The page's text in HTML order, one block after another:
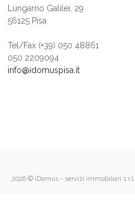
Lungarno Galilei, 29
56125 Pisa
Tel/Fax (+39) 050 48861
050 2209094
info@idomuspisa.it
2026 © iDomus - servizi immobiliari s.r.l.